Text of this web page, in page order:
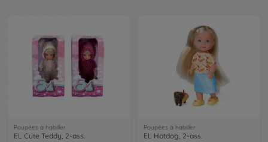
Poupées à habiller
EL Cute Teddy, 2-ass.
Poupées à habiller
EL Hotdog, 2-ass.